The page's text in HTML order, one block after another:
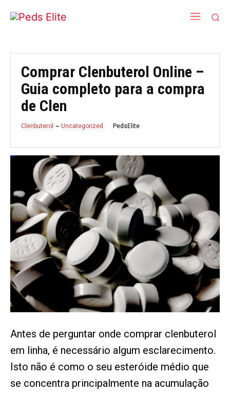
Comprar Clenbuterol Online –
Guia completo para a compra
de Clen
Clenbuterol Uncategorized PedsElite
Antes de perguntar onde comprar clenbuterol
em linha, é necessário algum esclarecimento.
Isto não é como o seu esteróide médio que
se concentra principalmente na acumulação